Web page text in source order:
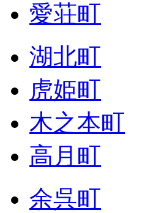
愛荘町
湖北町
虎姫町
木之本町
高月町
余呉町